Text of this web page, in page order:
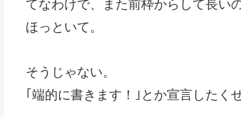
てなわけで、また前枠からして長いの
ほっといて。
そうじゃない。
｢端的に書きます！｣とか宣言したく